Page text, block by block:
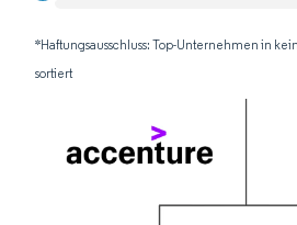
*Haftungsausschluss: Top-Unternehmen in
sortiert